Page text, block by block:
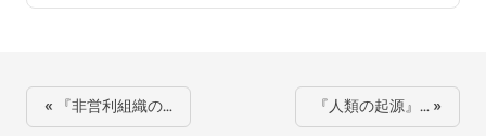
« 『非営利組織の… 『人類の起源』… »